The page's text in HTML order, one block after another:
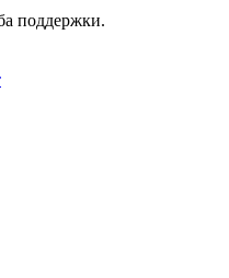
поддержки.